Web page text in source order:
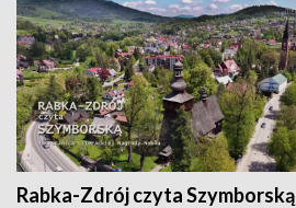
Rabka-Zdrój czyta Szymborską